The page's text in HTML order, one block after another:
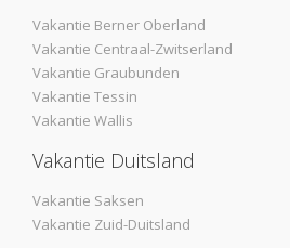
Vakantie Berner Oberland
Vakantie Centraal-Zwitserland
Vakantie Graubunden
Vakantie Tessin
Vakantie Wallis
Vakantie Duitsland
Vakantie Saksen
Vakantie Zuid-Duitsland